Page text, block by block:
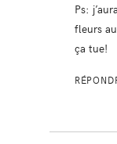
Ps:
fleurs
ça tue!